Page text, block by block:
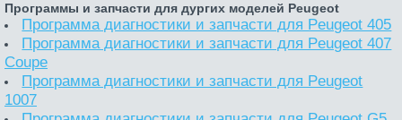
Программы и запчасти для дургих моделей Peugeot
Программа диагностики и запчасти для Peugeot 405
Программа диагностики и запчасти для Peugeot 407
Coupe
Программа диагностики и запчасти для Peugeot
1007